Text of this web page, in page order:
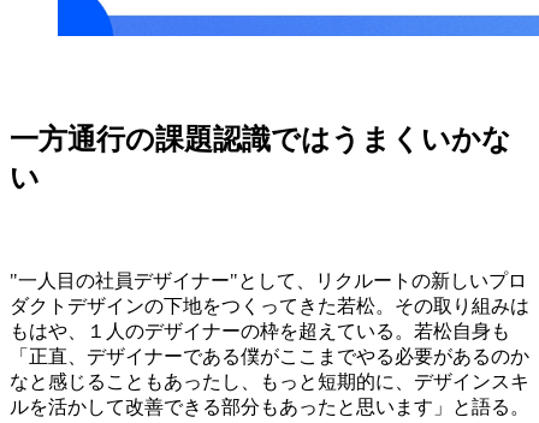
一方通行の課題認識ではうまくいかな
い
"一人目の社員デザイナー"として、リクルートの新しいプロ
ダクトデザインの下地をつくってきた若松。その取り組みは
もはや、１人のデザイナーの枠を超えている。若松自身も
「正直、デザイナーである僕がここまでやる必要があるのか
なと感じることもあったし、もっと短期的に、デザインスキ
ルを活かして改善できる部分もあったと思います」と語る。